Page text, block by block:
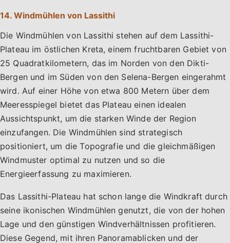
14. Windmühlen von Lassithi
Die Windmühlen von Lassithi stehen auf dem Lassithi-
Plateau im östlichen Kreta, einem fruchtbaren Gebiet von
25 Quadratkilometern, das im Norden von den Dikti-
Bergen und im Süden von den Selena-Bergen eingerahmt
wird. Auf einer Höhe von etwa 800 Metern über dem
Meeresspiegel bietet das Plateau einen idealen
Aussichtspunkt, um die starken Winde der Region
einzufangen. Die Windmühlen sind strategisch
positioniert, um die Topografie und die gleichmäßigen
Windmuster optimal zu nutzen und so die
Energieerfassung zu maximieren.
Das Lassithi-Plateau hat schon lange die Windkraft durch
seine ikonischen Windmühlen genutzt, die von der hohen
Lage und den günstigen Windverhältnissen profitieren.
Diese Gegend, mit ihren Panoramablicken und der